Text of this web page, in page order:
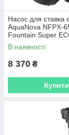
Насос для ставка
AquaNova NFPX-
Fountain Super
В наявності
8 370 ₴
Купити